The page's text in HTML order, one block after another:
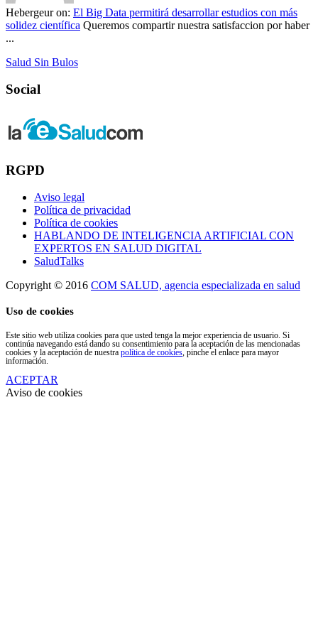
Hebergeuron: El Big Data permitirá desarrollar estudios con más
solidez científica Queremos compartir nuestra satisfaccion por haber
...
Salud Sin Bulos
Social
RGPD
Aviso legal
Política de privacidad
Política de cookies
HABLANDO DE INTELIGENCIA ARTIFICIAL CON
EXPERTOS EN SALUD DIGITAL
SaludTalks
Copyright © 2016 COM SALUD, agencia especializada en salud
Uso de cookies
Este sitio web utiliza cookies para que usted tenga la mejor experiencia de usuario. Si
continúa navegando está dando su consentimiento para la aceptación de las mencionadas
cookies y la aceptación de nuestra política de cookies, pinche el enlace para mayor
información.
ACEPTAR
Aviso de cookies